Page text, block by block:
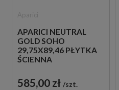
APARICI NEUTRAL
GOLD SOHO
29,75X89,46 PŁYTKA
ŚCIENNA
585,00 zł szt.